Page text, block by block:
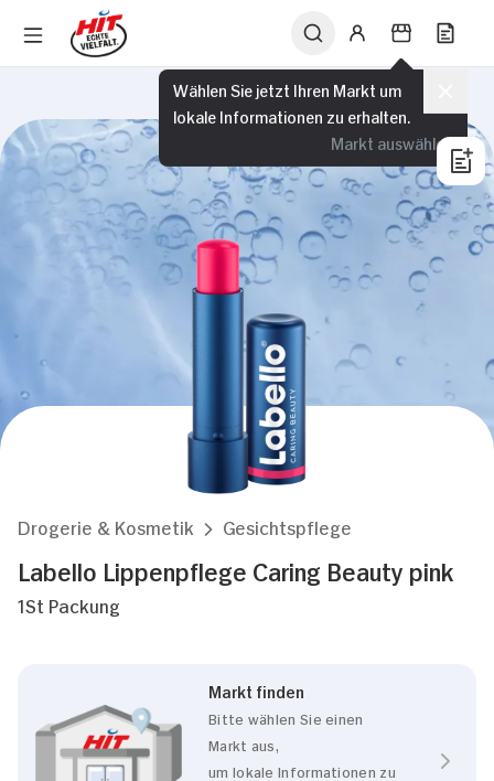
Wählen Sie jetzt Ihren Markt um
lokale Informationen zu erhalten.
Markt auswählen
Drogerie & Kosmetik Gesichtspflege
Labello Lippenpflege Caring Beauty pink
1St Packung
Markt finden
Bitte wählen Sie einen
Markt aus,
um lokale Informationen zu